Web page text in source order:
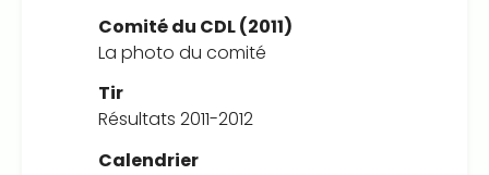
Comité du CDL (2011)
La photo du comité
Tir
Résultats 2011-2012
Calendrier